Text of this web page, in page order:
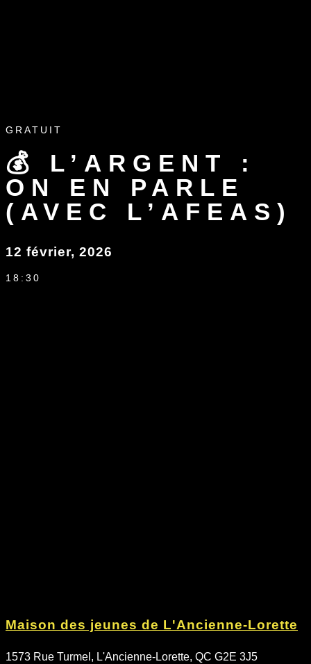
GRATUIT
💰 L’ARGENT :
ON EN PARLE
(AVEC L’AFEAS)
12 février, 2026
18:30
Maison des jeunes de L'Ancienne-Lorette
1573 Rue Turmel, L'Ancienne-Lorette, QC G2E 3J5